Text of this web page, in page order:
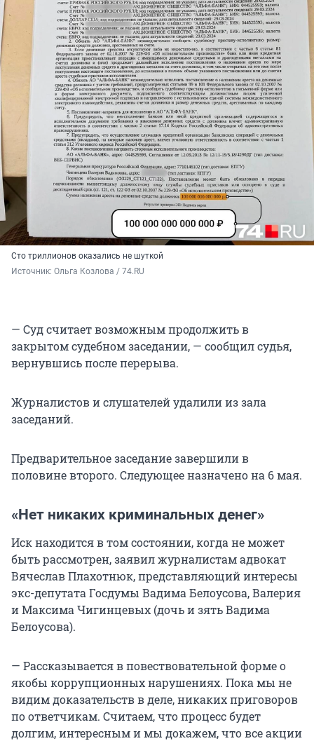
Сто триллионов оказались не шуткой
Источник: Ольга Козлова / 74.RU
— Суд считает возможным продолжить в
закрытом судебном заседании, — сообщил судья,
вернувшись после перерыва.
Журналистов и слушателей удалили из зала
заседаний.
Предварительное заседание завершили в
половине второго. Следующее назначено на 6 мая.
«Нет никаких криминальных денег»
Иск находится в том состоянии, когда не может
быть рассмотрен, заявил журналистам адвокат
Вячеслав Плахотнюк, представляющий интересы
экс-депутата Госдумы Вадима Белоусова, Валерия
и Максима Чигинцевых (дочь и зять Вадима
Белоусова).
— Рассказывается в повествовательной форме о
якобы коррупционных нарушениях. Пока мы не
видим доказательств в деле, никаких приговоров
по ответчикам. Считаем, что процесс будет
долгим, интересным и мы докажем, что все акции